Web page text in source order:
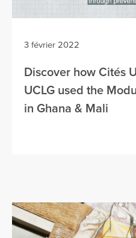
3 février 2022
Discover how Cités
UCLG used the
in Ghana & Mali